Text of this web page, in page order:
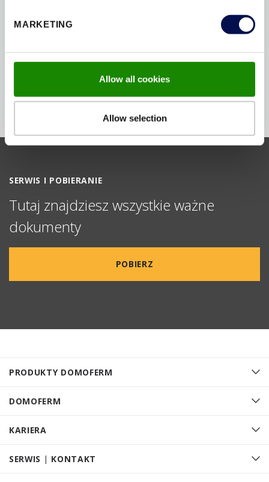
MARKETING
Allow all cookies
Allow selection
MONTAŻ NA KOŁKI
PRODUKTY DOMOFERM
DOMOFERM
KARIERA
SERWIS | KONTAKT
SERWIS I POBIERANIE
Tutaj znajdziesz wszystkie ważne
dokumenty
POBIERZ